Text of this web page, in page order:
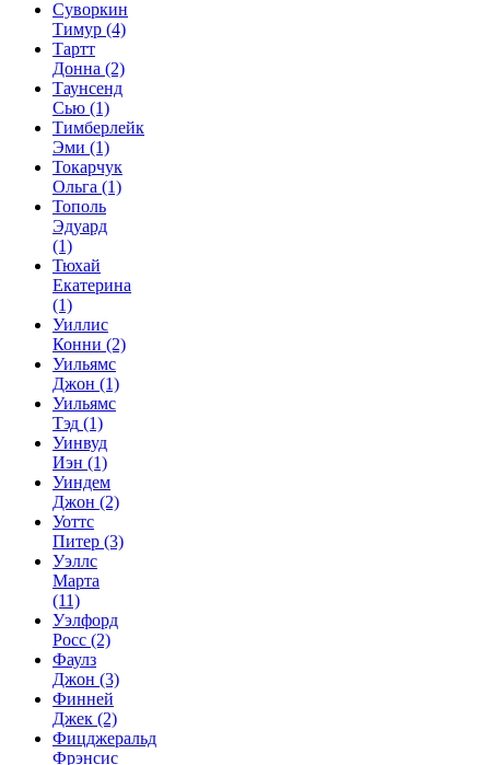
Суворкин
Тимур (4)
Тартт
Донна (2)
Таунсенд
Сью (1)
Тимберлейк
Эми (1)
Токарчук
Ольга (1)
Тополь
Эдуард
(1)
Тюхай
Екатерина
(1)
Уиллис
Конни (2)
Уильямс
Джон (1)
Уильямс
Тэд (1)
Уинвуд
Иэн (1)
Уиндем
Джон (2)
Уоттс
Питер (3)
Уэллс
Марта
(11)
Уэлфорд
Росс (2)
Фаулз
Джон (3)
Финней
Джек (2)
Фицджеральд
Фрэнсис